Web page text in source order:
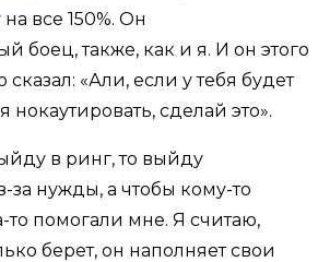
все 150%. Он
боец, также, как и я. И он этого
сказал: «Али, если у тебя будет
сделай это».
в ринг, то выйду
за нужды, а чтобы кому-то
то помогали мне. Я считаю,
берет, он наполняет свои